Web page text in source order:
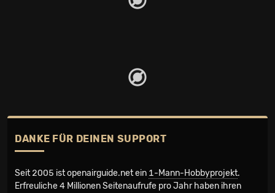
DANKE FÜR DEINEN SUPPORT
Seit 2005 ist openairguide.net ein 1-Mann-Hobbyprojekt.
Erfreuliche 4 Millionen Seiten­aufrufe pro Jahr haben ihren